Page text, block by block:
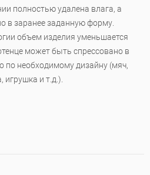
полностью удалена влага, а
в заранее заданную форму.
объем изделия уменьшается
может быть спрессовано в
необходимому дизайну (мяч,
и т.д.).